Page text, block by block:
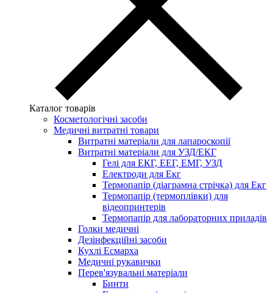
Каталог товарів
Косметологічні засоби
Медичні витратні товари
Витратні матеріали для лапароскопії
Витратні матеріали для УЗД/ЕКГ
Гелі для ЕКГ, ЕЕГ, ЕМГ, УЗД
Електроди для Екг
Термопапір (діаграмна стрічка) для Екг
Термопапір (термоплівки) для
відеопринтерів
Термопапір для лабораторних приладів
Голки медичні
Дезінфекційні засоби
Кухлі Есмарха
Медичні рукавички
Перев'язувальні матеріали
Бинти